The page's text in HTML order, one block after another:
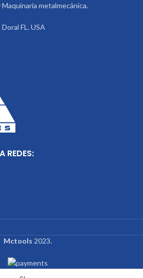
metalmecánica.
FL. USA
REDES:
Mctools 2023.